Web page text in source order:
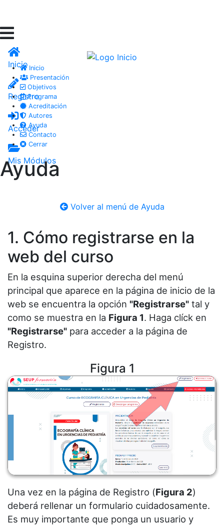
Inicio
Registro
Acceder
Mis Módulos
Inicio
Presentación
Objetivos
Programa
Acreditación
Autores
Ayuda
Contacto
Cerrar
Ayuda
Volver al menú de Ayuda
1. Cómo registrarse en la
web del curso
En la esquina superior derecha del menú
principal que aparece en la página de inicio de la
web se encuentra la opción "Registrarse" tal y
como se muestra en la Figura 1. Haga clíck en
"Registrarse" para acceder a la página de
Registro.
Figura 1
Una vez en la página de Registro (Figura 2)
deberá rellenar un formulario cuidadosamente.
Es muy importante que ponga un usuario y